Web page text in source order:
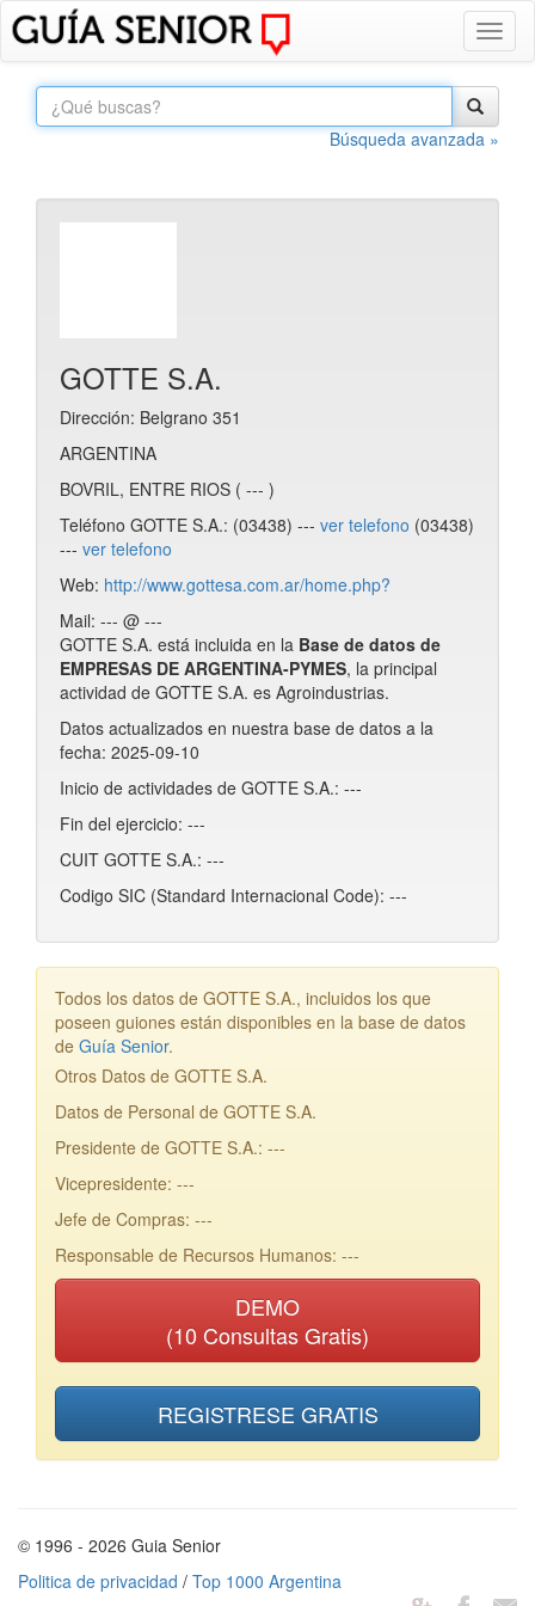
Búsqueda avanzada »
GOTTE S.A.
Dirección: Belgrano 351
ARGENTINA
BOVRIL, ENTRE RIOS ( --- )
Teléfono GOTTE S.A.: (03438) --- ver telefono (03438)
--- ver telefono
Web: http://www.gottesa.com.ar/home.php?
Mail: --- @ ---
GOTTE S.A. está incluida en la Base de datos de
EMPRESAS DE ARGENTINA-PYMES, la principal
actividad de GOTTE S.A. es Agroindustrias.
Datos actualizados en nuestra base de datos a la
fecha: 2025-09-10
Inicio de actividades de GOTTE S.A.: ---
Fin del ejercicio: ---
CUIT GOTTE S.A.: ---
Codigo SIC (Standard Internacional Code): ---
Todos los datos de GOTTE S.A., incluidos los que
poseen guiones están disponibles en la base de datos
de Guía Senior.
Otros Datos de GOTTE S.A.
Datos de Personal de GOTTE S.A.
Presidente de GOTTE S.A.: ---
Vicepresidente: ---
Jefe de Compras: ---
Responsable de Recursos Humanos: ---
DEMO
(10 Consultas Gratis)
REGISTRESE GRATIS
© 1996 - 2026 Guia Senior
Politica de privacidad / Top 1000 Argentina